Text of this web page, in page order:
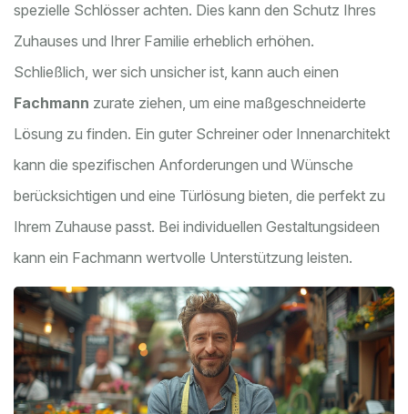
spezielle Schlösser achten. Dies kann den Schutz Ihres
Zuhauses und Ihrer Familie erheblich erhöhen.
Schließlich, wer sich unsicher ist, kann auch einen
Fachmann zurate ziehen, um eine maßgeschneiderte
Lösung zu finden. Ein guter Schreiner oder Innenarchitekt
kann die spezifischen Anforderungen und Wünsche
berücksichtigen und eine Türlösung bieten, die perfekt zu
Ihrem Zuhause passt. Bei individuellen Gestaltungsideen
kann ein Fachmann wertvolle Unterstützung leisten.